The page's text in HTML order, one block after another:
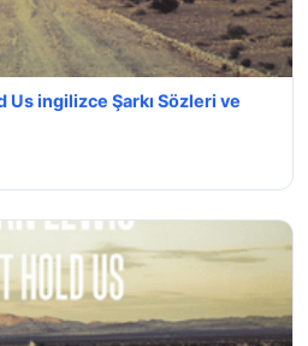
Us ingilizce Şarkı Sözleri ve